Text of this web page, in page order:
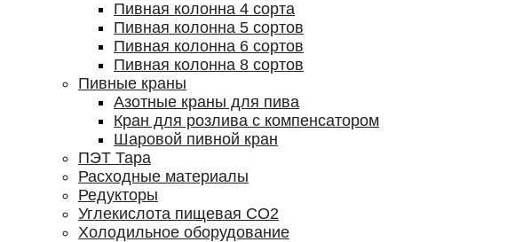
Пивная колонна 4 сорта
Пивная колонна 5 сортов
Пивная колонна 6 сортов
Пивная колонна 8 сортов
Пивные краны
Азотные краны для пива
Кран для розлива с компенсатором
Шаровой пивной кран
ПЭТ Тара
Расходные материалы
Редукторы
Углекислота пищевая СО2
Холодильное оборудование